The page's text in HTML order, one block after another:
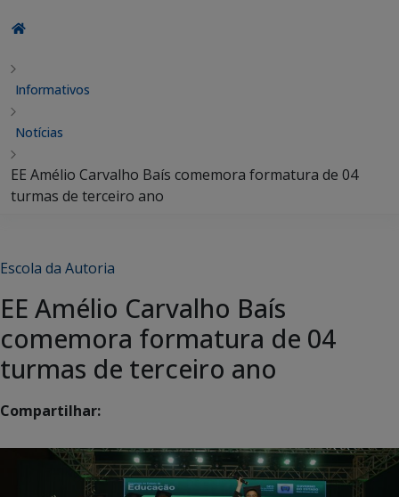
Informativos
Notícias
EE Amélio Carvalho Baís comemora formatura de 04
turmas de terceiro ano
Escola da Autoria
EE Amélio Carvalho Baís
comemora formatura de 04
turmas de terceiro ano
Compartilhar: